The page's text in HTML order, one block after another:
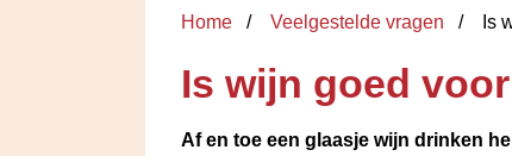
Home Veelgestelde vragen Is
Is wijn goed
Af en toe een glaasje wijn drinken